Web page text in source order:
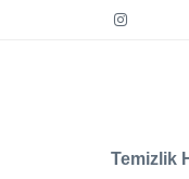
Temizlik